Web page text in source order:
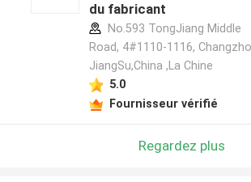
du fabricant
No.593 TongJiang Middle
Road, 4#1110-1116,
JiangSu,China ,La Chine
5.0
Fournisseur vérifié
Regardez plus